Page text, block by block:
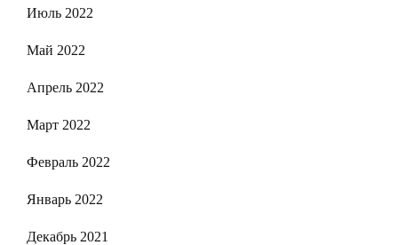
Июль 2022
Май 2022
Апрель 2022
Март 2022
Февраль 2022
Январь 2022
Декабрь 2021